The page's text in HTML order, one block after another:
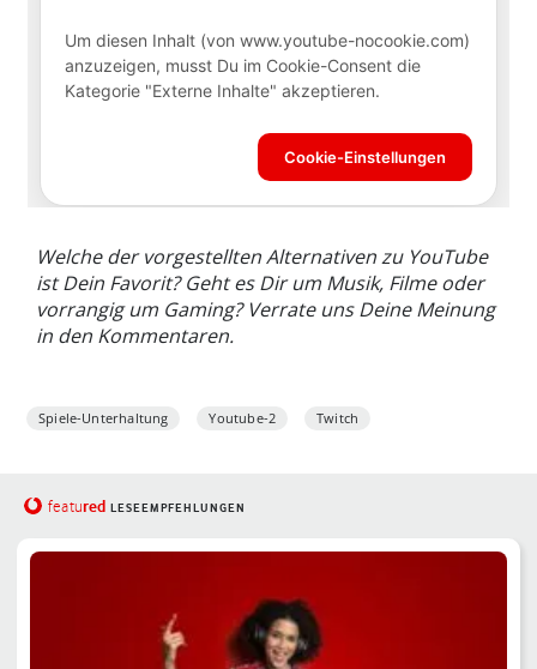
Welche der vorgestellten Alternativen zu YouTube
ist Dein Favorit? Geht es Dir um Musik, Filme oder
vorrangig um Gaming? Verrate uns Deine Meinung
in den Kommentaren.
Spiele-Unterhaltung Youtube-2 Twitch
featured LESEEMPFEHLUNGEN